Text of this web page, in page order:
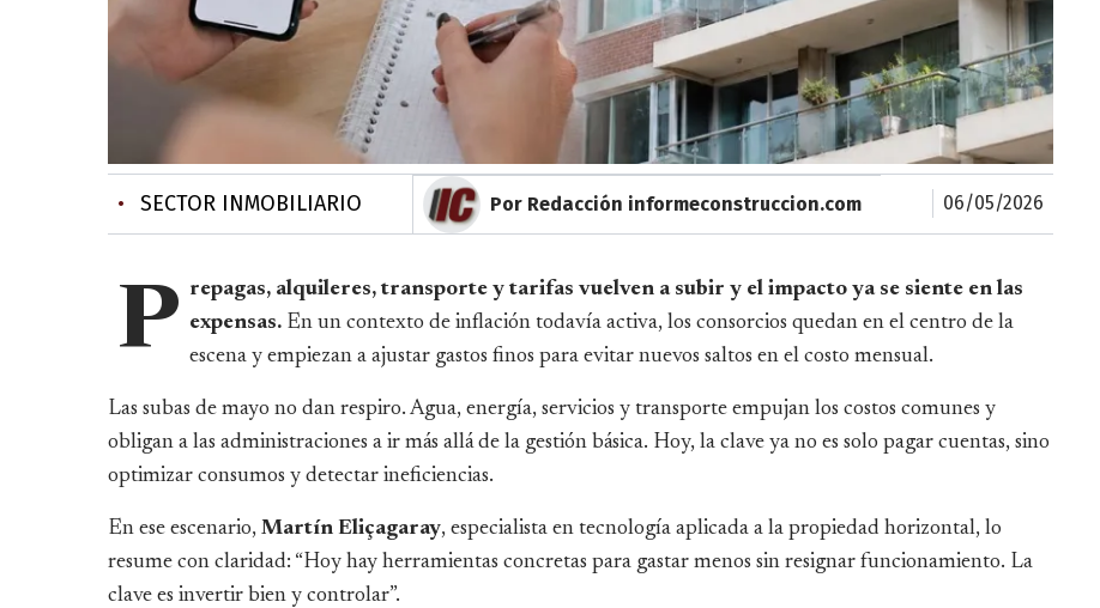
• SECTOR INMOBILIARIO Por Redacción informeconstruccion.com 06/05/2026
P repagas, alquileres, transporte y tarifas vuelven a subir y el impacto ya se siente en las
expensas.En un contexto de inflación todavía activa, los consorcios quedan en el centro de la
escena y empiezan a ajustar gastos finos para evitar nuevos saltos en el costo mensual.
Las subas de mayo no dan respiro. Agua, energía, servicios y transporte empujan los costos comunes y
obligan a las administraciones a ir más allá de la gestión básica. Hoy, la clave ya no es solo pagar cuentas, sino
optimizar consumos y detectar ineficiencias.
En ese escenario, Martín Eliçagaray, especialista en tecnología aplicada a la propiedad horizontal, lo
resume con claridad: “Hoy hay herramientas concretas para gastar menos sin resignar funcionamiento. La
clave es invertir bien y controlar”.